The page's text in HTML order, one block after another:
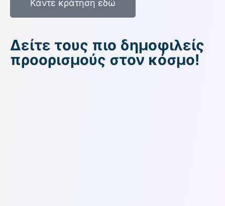
Κάντε κράτηση εδώ
Δείτε τους πιο δημοφιλείς
προορισμούς στον κόσμο!